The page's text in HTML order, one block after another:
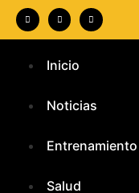
Inicio
Noticias
Entrenamiento
Salud